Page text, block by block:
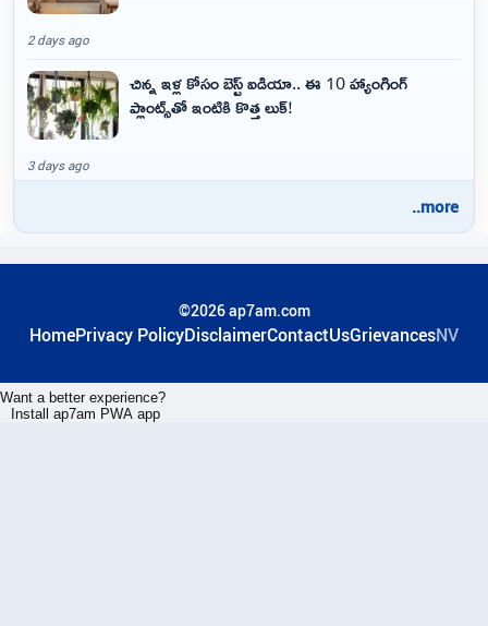
2 days ago
చిన్న ఇళ్ల కోసం బెస్ట్ ఐడియా.. ఈ 10 హ్యాంగింగ్
ప్లాంట్స్‌తో ఇంటికి కొత్త లుక్!
3 days ago
..more
©2026 ap7am.com
HomePrivacy PolicyDisclaimerContactUsGrievancesNV
Want a better experience?
Install ap7am PWA app